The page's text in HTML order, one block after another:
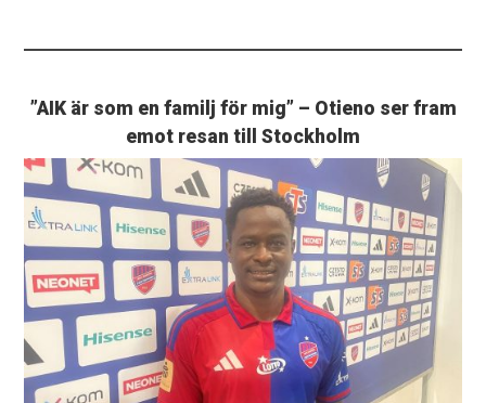
”AIK är som en familj för mig” – Otieno ser fram
emot resan till Stockholm